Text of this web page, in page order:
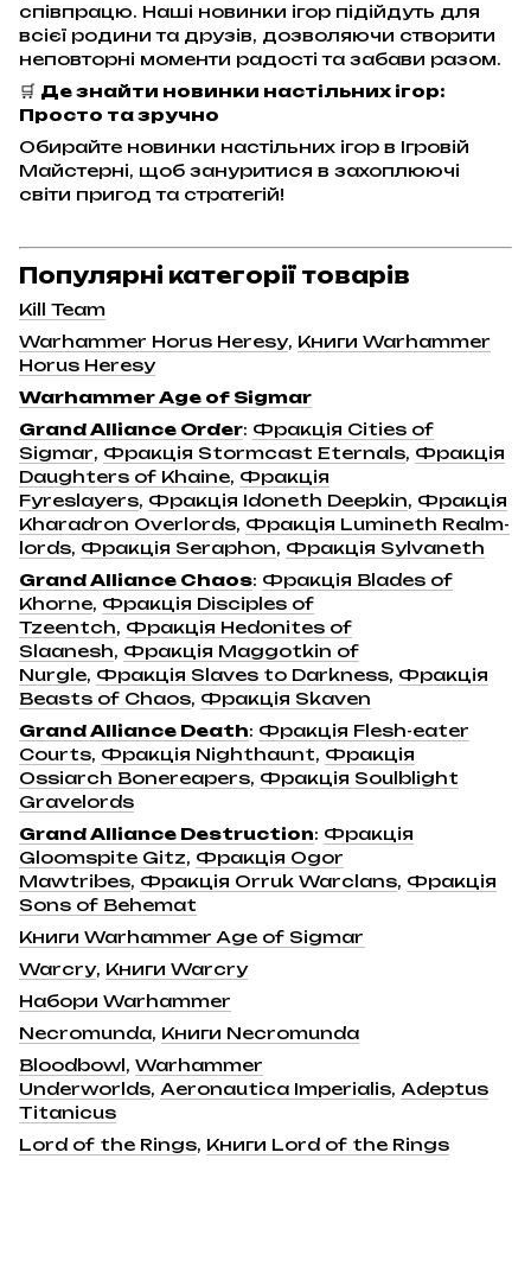
співпрацю. Наші новинки ігор підійдуть для
всієї родини та друзів, дозволяючи створити
неповторні моменти радості та забави разом.
🛒 Де знайти новинки настільних ігор:
Просто та зручно
Обирайте новинки настільних ігор в Ігровій
Майстерні, щоб зануритися в захоплюючі
світи пригод та стратегій!
Популярні категорії товарів
Kill Team
Warhammer Horus Heresy, Книги Warhammer
Horus Heresy
Warhammer Age of Sigmar
Grand Alliance Order: Фракція Cities of
Sigmar, Фракція Stormcast Eternals, Фракція
Daughters of Khaine, Фракція
Fyreslayers, Фракція Idoneth Deepkin, Фракція
Kharadron Overlords, Фракція Lumineth Realm-
lords, Фракція Seraphon, Фракція Sylvaneth
Grand Alliance Chaos: Фракція Blades of
Khorne, Фракція Disciples of
Tzeentch, Фракція Hedonites of
Slaanesh, Фракція Maggotkin of
Nurgle, Фракція Slaves to Darkness, Фракція
Beasts of Chaos, Фракція Skaven
Grand Alliance Death: Фракція Flesh-eater
Courts, Фракція Nighthaunt, Фракція
Ossiarch Bonereapers, Фракція Soulblight
Gravelords
Grand Alliance Destruction: Фракція
Gloomspite Gitz, Фракція Ogor
Mawtribes, Фракція Orruk Warclans, Фракція
Sons of Behemat
Книги Warhammer Age of Sigmar
Warcry, Книги Warcry
Набори Warhammer
Necromunda, Книги Necromunda
Bloodbowl, Warhammer
Underworlds, Aeronautica Imperialis, Adeptus
Titanicus
Lord of the Rings, Книги Lord of the Rings